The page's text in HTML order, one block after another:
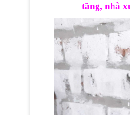
tầng, nhà